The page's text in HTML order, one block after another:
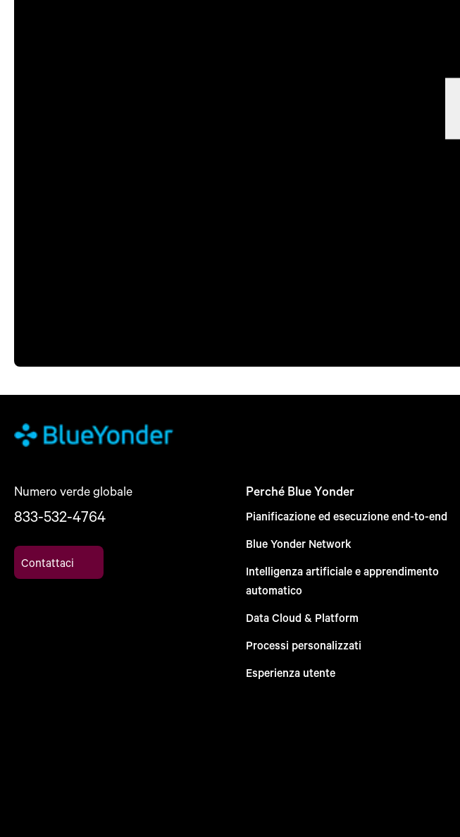
Numero verde globale
833-532-4764
Contattaci
Perché Blue Yonder
Pianificazione ed esecuzione end-to-end
Blue Yonder Network
Intelligenza artificiale e apprendimento
automatico
Data Cloud & Platform
Processi personalizzati
Esperienza utente